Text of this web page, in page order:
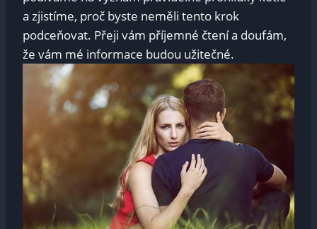
a zjistíme, proč byste neměli tento krok
podceňovat. Přeji vám příjemné čtení a doufám,
že vám mé informace budou užitečné.